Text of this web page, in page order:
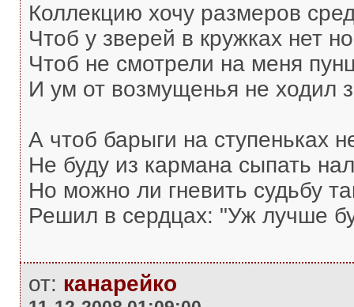
Коллекцию хочу размеров
Чтоб у зверей в кружках нет
Чтоб не смотрели на меня
И ум от возмущенья не ходил
А чтоб барыги на ступеньках
Не буду из кармана сыпать
Но можно ли гневить судьбу
Решил в сердцах: "Уж лучше
от: канарейко